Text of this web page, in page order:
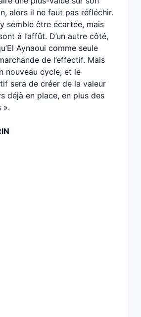
alors il ne faut pas réfléchir.
semble être écartée, mais
à l’affût. D’un autre côté,
Aynaoui comme seule
de l’effectif. Mais
nouveau cycle, et le
sera de créer de la valeur
déjà en place, en plus des
».